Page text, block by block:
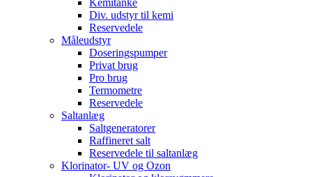
Kemitanke
Div. udstyr til kemi
Reservedele
Måleudstyr
Doseringspumper
Privat brug
Pro brug
Termometre
Reservedele
Saltanlæg
Saltgeneratorer
Raffineret salt
Reservedele til saltanlæg
Klorinator- UV og Ozon